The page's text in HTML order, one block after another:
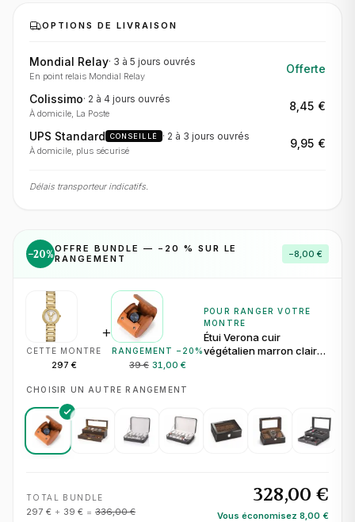
OPTIONS DE LIVRAISON
Mondial Relay· 3 à 5 jours ouvrés
En point relais Mondial Relay
Offerte
Colissimo· 2 à 4 jours ouvrés
À domicile, La Poste
8,45 €
UPS Standard CONSEILLÉ · 2 à 3 jours ouvrés
À domicile, plus sécurisé
9,95 €
Délais transporteur indicatifs.
−20%OFFRE BUNDLE — − 20 % SUR LE
RANGEMENT
−8,00 €
CETTE MONTRE
297 €
+
RANGEMENT − 20 %
39 € 31,00 €
POUR RANGER VOTRE
MONTRE
Étui Verona cuir
végétalien marron clair
CHOISIR UN AUTRE RANGEMENT
TOTAL BUNDLE
297 € + 39 € = 336,00 €
328,00 €
Vous économisez 8,00 €